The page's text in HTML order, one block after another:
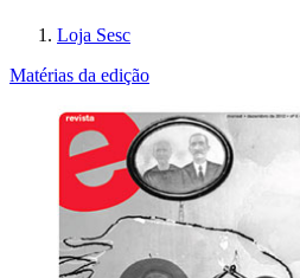
Loja Sesc
Matérias da edição